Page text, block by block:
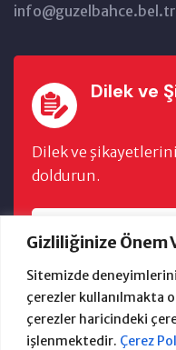
Gizliliğinize Önem
Sitemizde
çerezler kullanılmakta
çerezler haricindeki
işlenmektedir. Çerez
info@guzelbahce.bel.tr
Dilek ve
Dilek ve
doldurun.